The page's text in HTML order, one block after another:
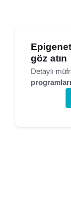
göz atın
Detaylı